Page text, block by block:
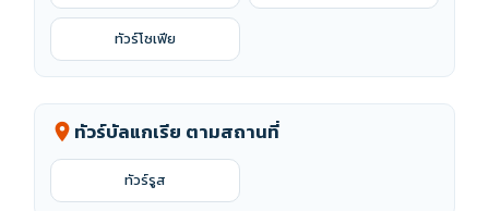
ทัวร์โซเฟีย
location_on ทัวร์บัลแกเรีย ตามสถานที่
ทัวร์รูส